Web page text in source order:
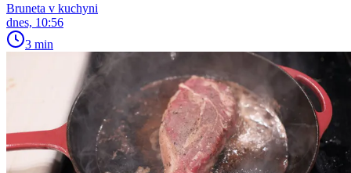
Bruneta v kuchyni
dnes, 10:56
3 min